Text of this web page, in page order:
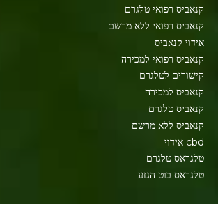
קנאביס רפואי טלגרם
קנאביס רפואי ללא מרשם
אידוי קנאביס
קנאביס רפואי למכירה
קישורים לטלגרם
קנאביס למכירה
קנאביס טלגרם
קנאביס ללא מרשם
cbd אידוי
טלגראס טלגרם
טלגראס בוט הגזע